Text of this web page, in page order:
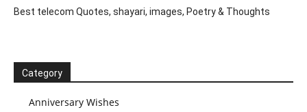
Best telecom Quotes, shayari, images, Poetry & Thoughts
Category
Anniversary Wishes